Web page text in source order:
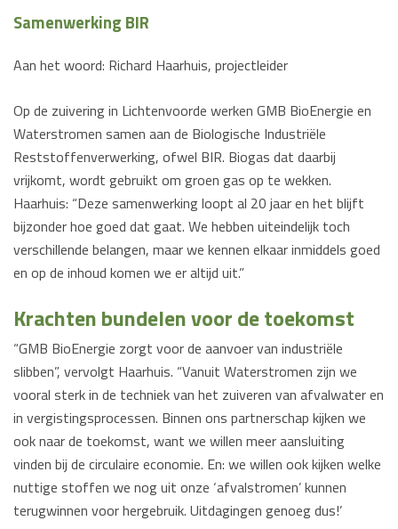
Samenwerking BIR
Aan het woord: Richard Haarhuis, projectleider
Op de zuivering in Lichtenvoorde werken GMB BioEnergie en
Waterstromen samen aan de Biologische Industriële
Reststoffenverwerking, ofwel BIR. Biogas dat daarbij
vrijkomt, wordt gebruikt om groen gas op te wekken.
Haarhuis: “Deze samenwerking loopt al 20 jaar en het blijft
bijzonder hoe goed dat gaat. We hebben uiteindelijk toch
verschillende belangen, maar we kennen elkaar inmiddels goed
en op de inhoud komen we er altijd uit.”
Krachten bundelen voor de toekomst
“GMB BioEnergie zorgt voor de aanvoer van industriële
slibben”, vervolgt Haarhuis. “Vanuit Waterstromen zijn we
vooral sterk in de techniek van het zuiveren van afvalwater en
in vergistingsprocessen. Binnen ons partnerschap kijken we
ook naar de toekomst, want we willen meer aansluiting
vinden bij de circulaire economie. En: we willen ook kijken welke
nuttige stoffen we nog uit onze ‘afvalstromen’ kunnen
terugwinnen voor hergebruik. Uitdagingen genoeg dus!’